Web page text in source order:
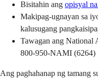
Bisitahin ang opisyal
Makipag-ugnayan sa
kalusugang
Tawagan ang
800-950-NAMI (6264)
Ang paghahanap ng tamang